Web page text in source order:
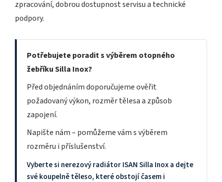
zpracování, dobrou dostupnost servisu a technické
podpory.
Potřebujete poradit s výběrem otopného
žebříku Silla Inox?
Před objednáním doporučujeme ověřit
požadovaný výkon, rozměr tělesa a způsob
zapojení.
Napište nám – pomůžeme vám s výběrem
rozměru i příslušenství.
Vyberte si nerezový radiátor ISAN Silla Inox a dejte
své koupelně těleso, které obstojí časem i